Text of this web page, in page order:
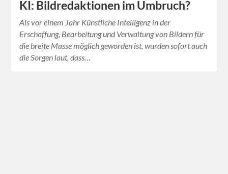
KI: Bildredaktionen im Umbruch?
Als vor einem Jahr Künstliche Intelligenz in der
Erschaffung, Bearbeitung und Verwaltung von Bildern für
die breite Masse möglich geworden ist, wurden sofort auch
die Sorgen laut, dass…